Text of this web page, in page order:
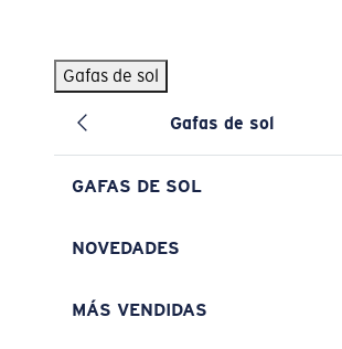
Gafas de sol
Gafas de sol
GAFAS DE SOL
NOVEDADES
MÁS VENDIDAS
Edition Pack Exclusivo
gafas de sol